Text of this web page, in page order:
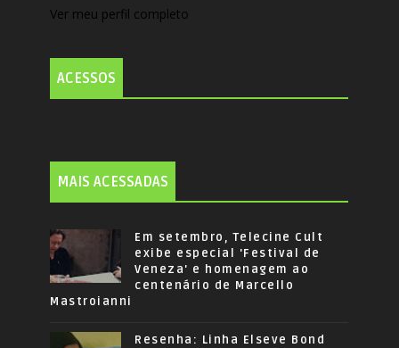
Ver meu perfil completo
ACESSOS
MAIS ACESSADAS
Em setembro, Telecine Cult
exibe especial 'Festival de
Veneza' e homenagem ao
centenário de Marcello
Mastroianni
Resenha: Linha Elseve Bond